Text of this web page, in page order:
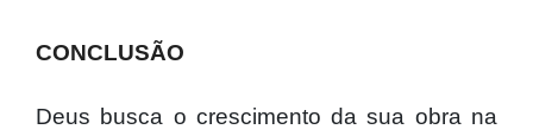
CONCLUSÃO
Deus busca o crescimento da sua obra na